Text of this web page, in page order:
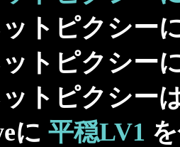
トピクシー
トピクシー
トピクシー
に 平穏LV1